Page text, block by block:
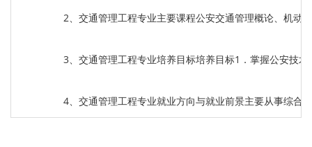
2、交通管理工程专业主要课程公安交通管理概论、机动
3、交通管理工程专业培养目标培养目标1．掌握公安技
4、交通管理工程专业就业方向与就业前景主要从事综合